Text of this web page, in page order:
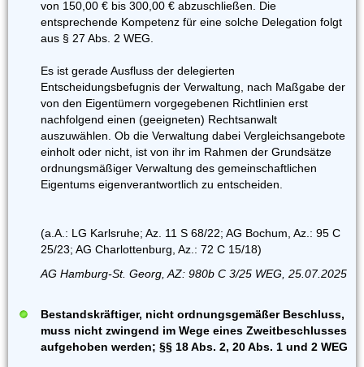
von 150,00 € bis 300,00 € abzuschließen. Die
entsprechende Kompetenz für eine solche Delegation folgt
aus § 27 Abs. 2 WEG.
Es ist gerade Ausfluss der delegierten
Entscheidungsbefugnis der Verwaltung, nach Maßgabe der
von den Eigentümern vorgegebenen Richtlinien erst
nachfolgend einen (geeigneten) Rechtsanwalt
auszuwählen. Ob die Verwaltung dabei Vergleichsangebote
einholt oder nicht, ist von ihr im Rahmen der Grundsätze
ordnungsmäßiger Verwaltung des gemeinschaftlichen
Eigentums eigenverantwortlich zu entscheiden.
(a.A.: LG Karlsruhe; Az. 11 S 68/22; AG Bochum, Az.: 95 C
25/23; AG Charlottenburg, Az.: 72 C 15/18)
AG Hamburg-St. Georg, AZ: 980b C 3/25 WEG, 25.07.2025
Bestandskräftiger, nicht ordnungsgemäßer Beschluss,
muss nicht zwingend im Wege eines Zweitbeschlusses
aufgehoben werden; §§ 18 Abs. 2, 20 Abs. 1 und 2 WEG